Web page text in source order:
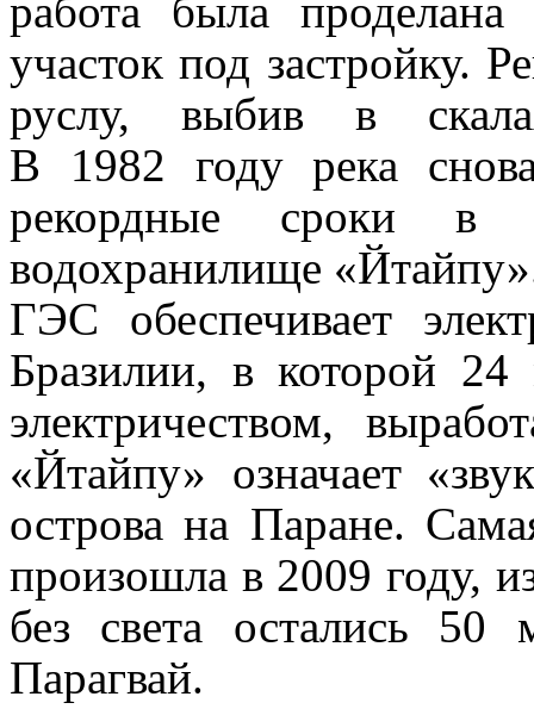
работа была
участок под застройку.
руслу, выбив в
В 1982 году река
рекордные сроки в
водохранилище
ГЭС обеспечивает
Бразилии, в которой 24
электричеством,
«Йтайпу» означает
острова на Паране.
произошла в 2009 году,
без света остались 50
Парагвай.